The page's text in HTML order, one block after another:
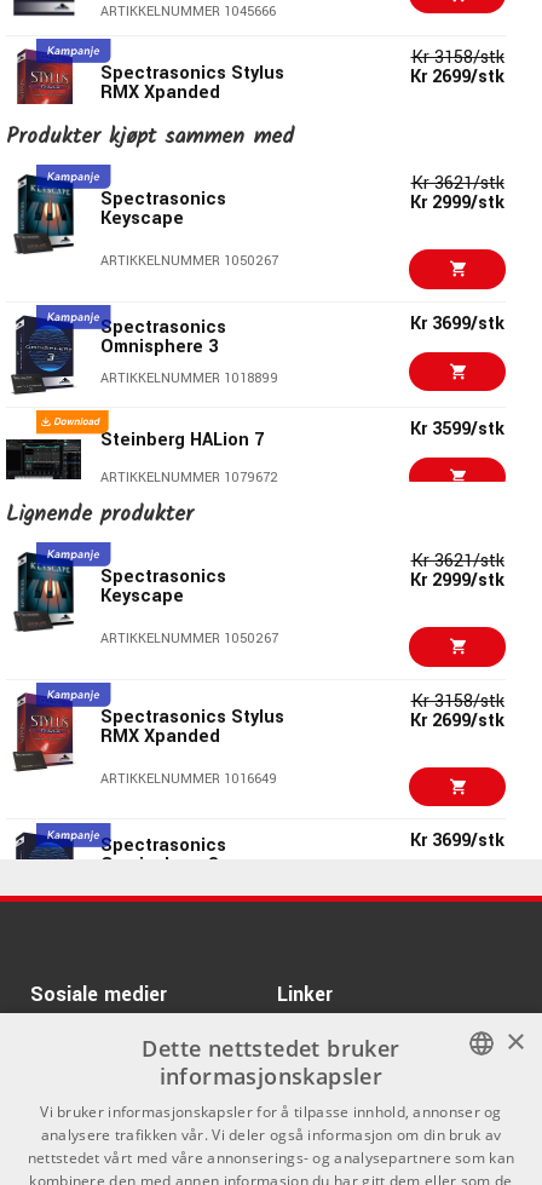
ARTIKKELNUMMER 1045666
Spectrasonics Stylus
RMX Xpanded
ARTIKKELNUMMER 1016649
Kr 3158/stk
Kr 2699/stk
Spectrasonics
Omnisphere 3
ARTIKKELNUMMER 1018899
Kr 3699/stk
Waldorf PPG V3
ARTIKKELNUMMER 1059822
Steinberg HALion 7
Toontrack EZKeys 2
ARTIKKELNUMMER 1081058
ARTURIA Mini V4 Kr 941/stk
Produkter kjøpt sammen med
Spectrasonics
Keyscape
ARTIKKELNUMMER 1050267
Kr 3621/stk
Kr 2999/stk
Spectrasonics
Omnisphere 3
ARTIKKELNUMMER 1018899
Kr 3699/stk
Steinberg HALion 7
ARTIKKELNUMMER 1079672
Kr 3599/stk
Spectrasonics
V1-2 Upgrade
ARTIKKELNUMMER 1045666
ARTIKKELNUMMER 1089962
Kr 1344/stk
Kr 941/stk
RMX Xpanded
ARTIKKELNUMMER 1016649
Kr 3158/stk
Kr 2699/stk
ARTIKKELNUMMER 1090992
Toontrack EZKeys 2
ARTIKKELNUMMER 1081058
Kr 1695/stk
Lignende produkter
Spectrasonics
Keyscape
ARTIKKELNUMMER 1050267
Kr 3621/stk
Kr 2999/stk
Spectrasonics Stylus
RMX Xpanded
ARTIKKELNUMMER 1016649
Kr 3158/stk
Kr 2699/stk
Spectrasonics
Omnisphere 3
ARTIKKELNUMMER 1018899
Kr 3699/stk
Sosiale medier Linker
Om Oss
Kontakt oss
Kjøpsvilkår
Butikken
NORWEGIAN
×
Dette nettstedet bruker
informasjonskapsler
Vi bruker informasjonskapsler for å tilpasse innhold, annonser og
analysere trafikken vår. Vi deler også informasjon om din bruk av
nettstedet vårt med våre annonserings- og analysepartnere som kan
kombinere den med annen informasjon du har gitt dem eller som de